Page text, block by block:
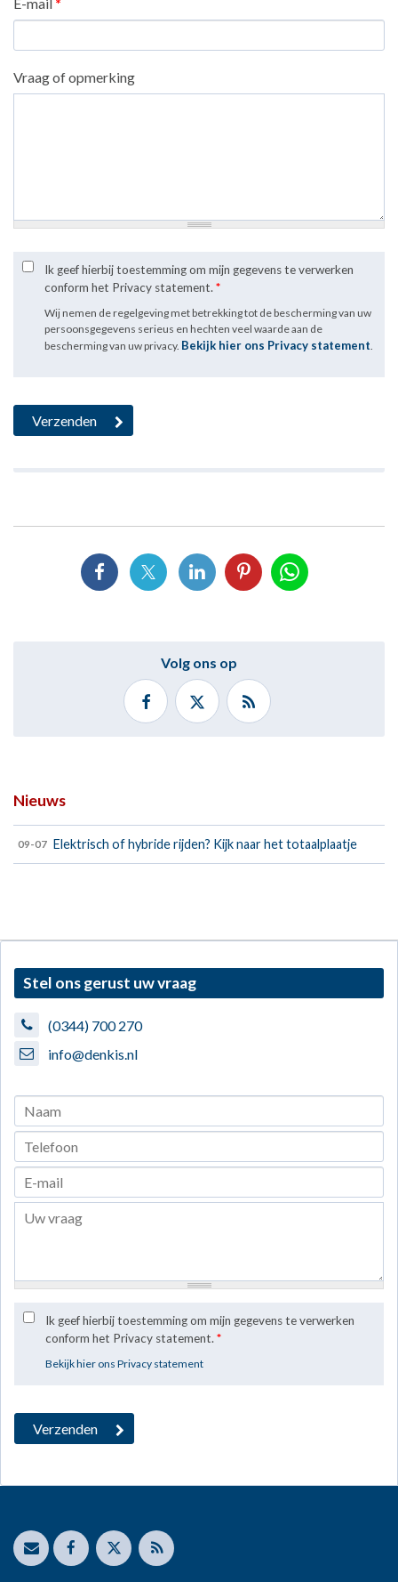
Vraag of opmerking
Ik geef hierbij toestemming om mijn gegevens te verwerken
conform het Privacy statement. *
Wij nemen de regelgeving met betrekking tot de bescherming van uw
persoonsgegevens serieus en hechten veel waarde aan de
bescherming van uw privacy. Bekijk hier ons Privacy statement.
Volg ons op
Nieuws
09-07 Elektrisch of hybride rijden? Kijk naar het totaalplaatje
Stel ons gerust uw vraag
(0344) 700 270
info@denkis.nl
Ik geef hierbij toestemming om mijn gegevens te verwerken
conform het Privacy statement. *
Bekijk hier ons Privacy statement